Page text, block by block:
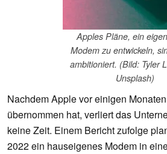
Apples Pläne, ein
Modem zu entwickeln,
ambitioniert. (Bild: Tyler
Unsplash)
Nachdem Apple vor einigen
übernommen hat, verliert das
keine Zeit. Einem Bericht zufolge
2022 ein hauseigenes Modem in